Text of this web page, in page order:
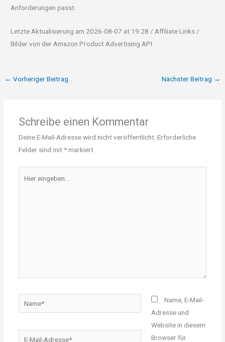
Anforderungen passt.
Letzte Aktualisierung am 2026-08-07 at 19:28 / Affiliate Links /
Bilder von der Amazon Product Advertising API
← Vorheriger Beitrag Nächster Beitrag →
Schreibe einen Kommentar
Deine E-Mail-Adresse wird nicht veröffentlicht. Erforderliche
Felder sind mit*markiert
eingeben…
Name, E-Mail-
Adresse und
Website in diesem
Browser für